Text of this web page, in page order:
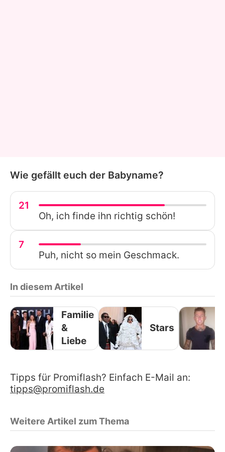
Wie gefällt euch der Babyname?
21
Oh, ich finde ihn richtig schön!
7
Puh, nicht so mein Geschmack.
In diesem Artikel
Familie
&
Liebe
Stars
Tipps für Promiflash? Einfach E-Mail an:
tipps@promiflash.de
Weitere Artikel zum Thema